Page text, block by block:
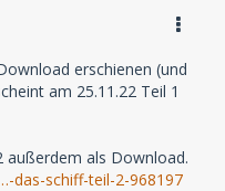
gibt es nur bei
erschienen (und
am 25.11.22 Teil 1
außerdem als Download.
das-schiff-teil-2-968197